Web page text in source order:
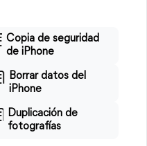
Copia de seguridad
de iPhone
Borrar datos del
iPhone
Duplicación de
fotografías